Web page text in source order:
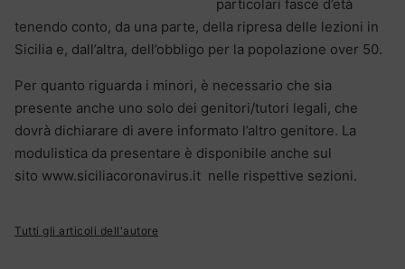
particolari fasce d’età
tenendo conto, da una parte, della ripresa delle lezioni in
Sicilia e, dall’altra, dell’obbligo per la popolazione over 50.
Per quanto riguarda i minori, è necessario che sia
presente anche uno solo dei genitori/tutori legali, che
dovrà dichiarare di avere informato l’altro genitore. La
modulistica da presentare è disponibile anche sul
sito www.siciliacoronavirus.it nelle rispettive sezioni.
Tutti gli articoli dell'autore